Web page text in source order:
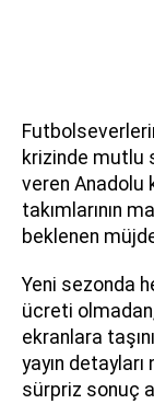
krizinde mutlu
veren Anadolu
takımlarının
beklenen
Yeni sezonda
ücreti
ekranlara
yayın detayları
sürpriz sonuç